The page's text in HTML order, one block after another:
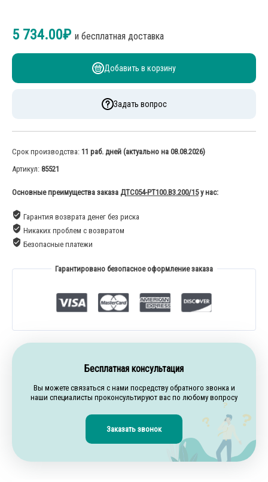
5 734.00₽ и бесплатная доставка
Добавить в корзину
Задать вопрос
Срок производства: 11 раб. дней (актуально на 08.08.2026)
Артикул: 85521
Основные преимущества заказа ДТС054-РТ100.В3.200/15у нас:
Гарантия возврата денег без риска
Никаких проблем с возвратом
Безопасные платежи
Гарантировано безопасное оформление заказа
Бесплатная консультация
Вы можете связаться с нами посредству обратного звонка и
наши специалисты проконсультируют вас по любому вопросу
Заказать звонок